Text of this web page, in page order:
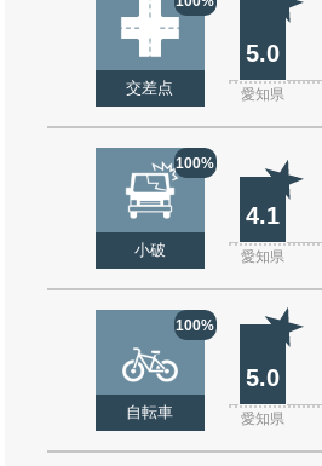
交差点
5.0
愛知県
100%
小破
4.1
愛知県
100%
自転車
5.0
愛知県